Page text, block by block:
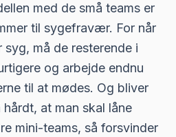
med de små teams er
til sygefravær. For når
syg, må de resterende i
og arbejde endnu
til at mødes. Og bliver
at man skal låne
mini-teams, så forsvinder